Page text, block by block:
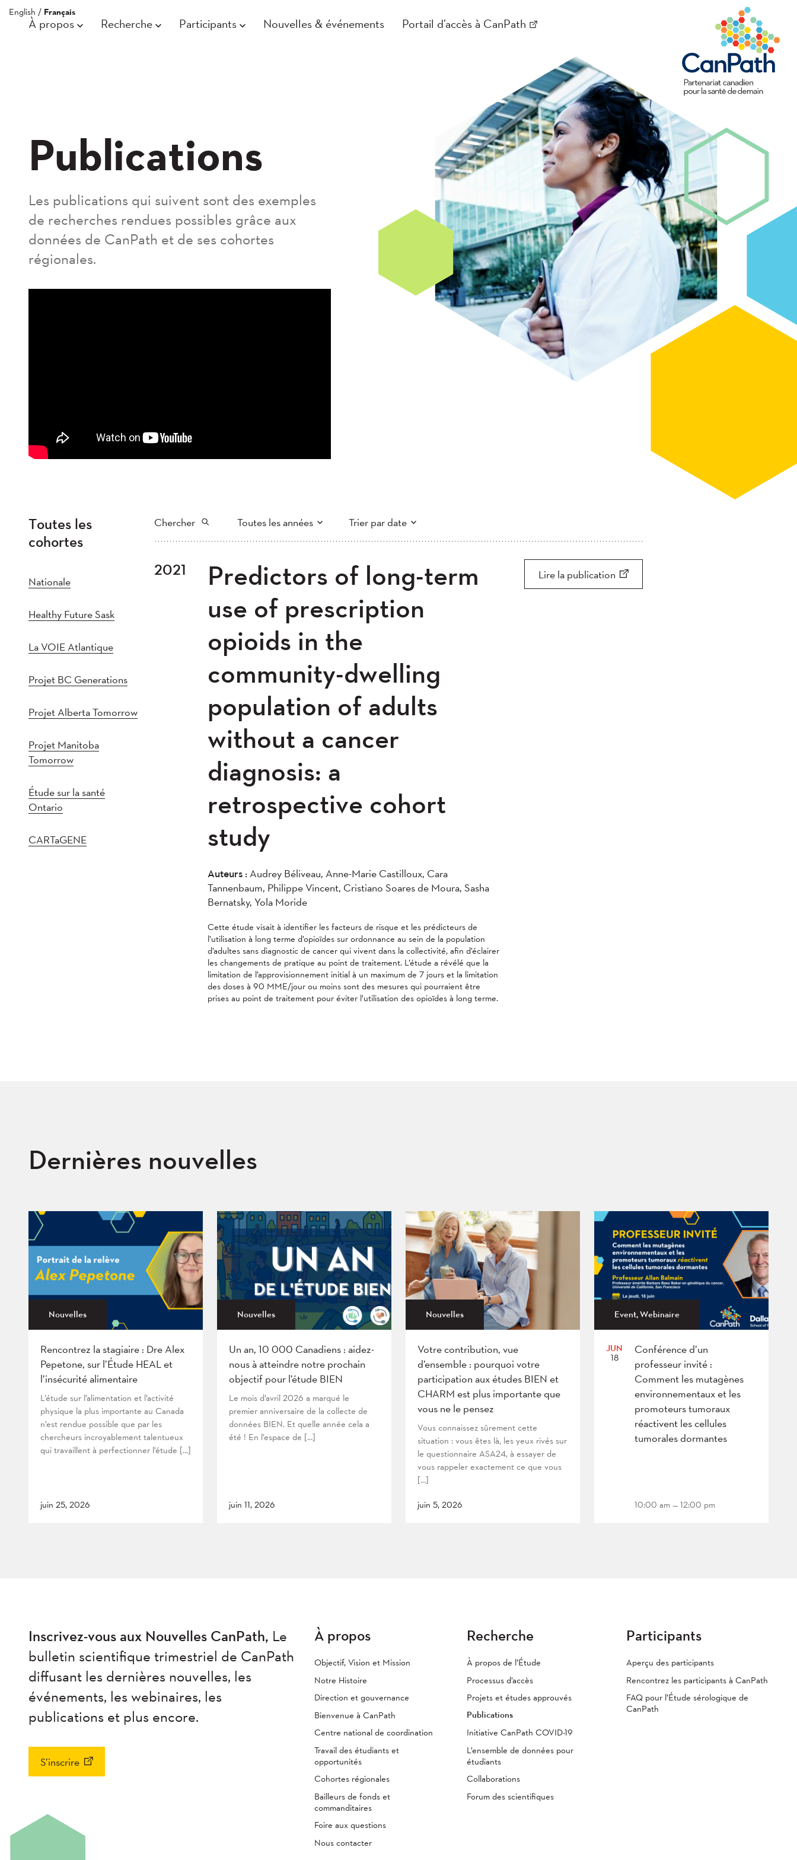
English / Français
À propos Recherche Participants Nouvelles & événements Portail d’accès à CanPath
Publications
Les publications qui suivent sont des exemples
de recherches rendues possibles grâce aux
données de CanPath et de ses cohortes
régionales.
Toutes les
cohortes
Nationale
Healthy Future Sask
La VOIE Atlantique
Projet BC Generations
Projet Alberta Tomorrow
Projet Manitoba
Tomorrow
Étude sur la santé
Ontario
CARTaGENE
Chercher Toutes les années Trier par date
Chercher
Tout 2025
2021
2020 2019 2018
2017
2013
2010 2008 2007
2004
Appliquer
Plus récent au plus ancien Plus ancien au plus récent Appliquer
2021
Predictors of long-term
use of prescription
opioids in the
community-dwelling
population of adults
without a cancer
diagnosis: a
retrospective cohort
study
Auteurs :Audrey Béliveau, Anne-Marie Castilloux, Cara
Tannenbaum, Philippe Vincent, Cristiano Soares de Moura, Sasha
Bernatsky, Yola Moride
Cette étude visait à identifier les facteurs de risque et les prédicteurs de
l’utilisation à long terme d’opioïdes sur ordonnance au sein de la population
d’adultes sans diagnostic de cancer qui vivent dans la collectivité, afin d’éclairer
les changements de pratique au point de traitement. L’étude a révélé que la
limitation de l’approvisionnement initial à un maximum de 7 jours et la limitation
des doses à 90 MME/jour ou moins sont des mesures qui pourraient être
prises au point de traitement pour éviter l’utilisation des opioïdes à long terme.
Lire la publication
Dernières nouvelles
Nouvelles
Rencontrez la stagiaire : Dre Alex
Pepetone, sur l’Étude HEAL et
l’insécurité alimentaire
L’étude sur l’alimentation et l’activité
physique la plus importante au Canada
n’est rendue possible que par les
chercheurs incroyablement talentueux
qui travaillent à perfectionner l’étude […]
juin 25, 2026
Nouvelles
Un an, 10 000 Canadiens : aidez-
nous à atteindre notre prochain
objectif pour l’étude BIEN
Le mois d’avril 2026 a marqué le
premier anniversaire de la collecte de
données BIEN. Et quelle année cela a
été ! En l’espace de […]
juin 11, 2026
Nouvelles
Votre contribution, vue
d’ensemble : pourquoi votre
participation aux études BIEN et
CHARM est plus importante que
vous ne le pensez
Vous connaissez sûrement cette
situation : vous êtes là, les yeux rivés sur
le questionnaire ASA24, à essayer de
vous rappeler exactement ce que vous
[…]
juin 5, 2026
Event, Webinaire
JUN
18
Conférence d’un
professeur invité :
Comment les mutagènes
environnementaux et les
promoteurs tumoraux
réactivent les cellules
tumorales dormantes
10:00 am — 12:00 pm
Inscrivez-vous aux Nouvelles CanPath, Le
bulletin scientifique trimestriel de CanPath
diffusant les dernières nouvelles, les
événements, les webinaires, les
publications et plus encore.
S’inscrire
À propos
Objectif, Vision et Mission
Notre Histoire
Direction et gouvernance
Bienvenue à CanPath
Centre national de coordination
Travail des étudiants et
opportunités
Cohortes régionales
Bailleurs de fonds et
commanditaires
Foire aux questions
Nous contacter
Recherche
À propos de l’Étude
Processus d’accès
Projets et études approuvés
Publications
Initiative CanPath COVID-19
L’ensemble de données pour
étudiants
Collaborations
Forum des scientifiques
Participants
Aperçu des participants
Rencontrez les participants à CanPath
FAQ pour l’Étude sérologique de
CanPath